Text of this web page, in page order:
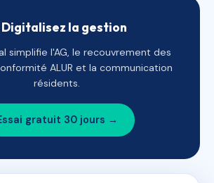
Digitalisez la gestion
simplifie l'AG, le recouvrement des
ALUR et la communication
résidents.
gratuit 30 jours →